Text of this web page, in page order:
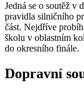
Jedná se o soutěž v
pravidla silničního
část. Nejdříve
školu v oblastním
do okresního finále.
Dopravní